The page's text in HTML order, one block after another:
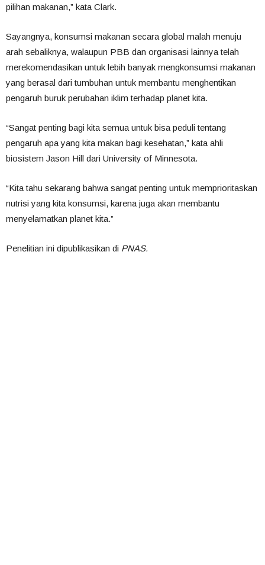
pilihan makanan,” kata Clark.
Sayangnya, konsumsi makanan secara global malah menuju
arah sebaliknya, walaupun PBB dan organisasi lainnya telah
merekomendasikan untuk lebih banyak mengkonsumsi makanan
yang berasal dari tumbuhan untuk membantu menghentikan
pengaruh buruk perubahan iklim terhadap planet kita.
“Sangat penting bagi kita semua untuk bisa peduli tentang
pengaruh apa yang kita makan bagi kesehatan,” kata ahli
biosistem Jason Hill dari University of Minnesota.
“Kita tahu sekarang bahwa sangat penting untuk memprioritaskan
nutrisi yang kita konsumsi, karena juga akan membantu
menyelamatkan planet kita.”
Penelitian ini dipublikasikan di PNAS.